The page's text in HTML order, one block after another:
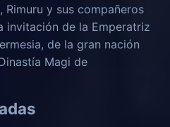
Rimuru y sus compañeros
invitación de la Emperatriz
de la gran nación
Magi de